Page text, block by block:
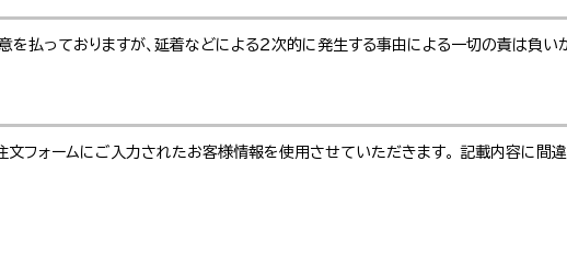
払っておりますが、延着などによる２次的に発生する事由による一切の責は負い
フォームにご入力されたお客様情報を使用させていただきます。 記載内容に間違